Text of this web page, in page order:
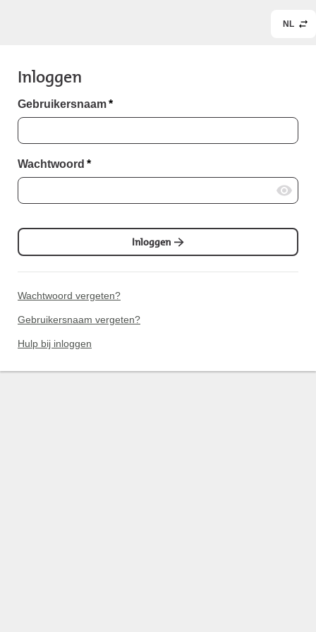
NL
Inloggen
Gebruikersnaam*
Wachtwoord *
Inloggen
Wachtwoord vergeten?
Gebruikersnaam vergeten?
Hulp bij inloggen